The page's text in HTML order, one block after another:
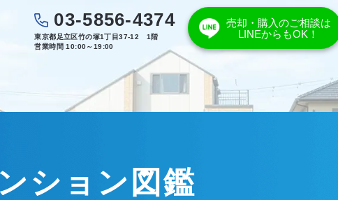
03-5856-4374
東京都足立区竹の塚1丁目37-12 1階
営業時間 10:00～19:00
売却・購入のご相談は
LINEからもOK！
ション図鑑